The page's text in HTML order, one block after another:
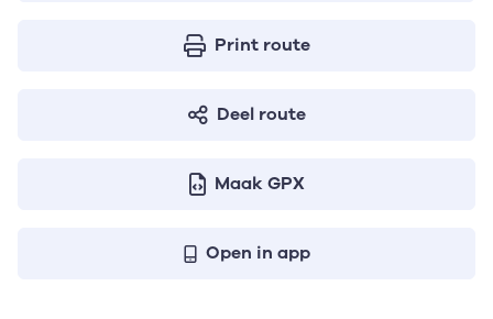
Print route
Deel route
Maak GPX
Open in app